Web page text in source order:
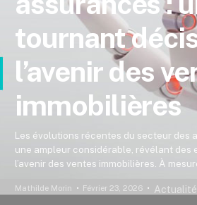
tournant
l’avenir des
immobilières
Les évolutions récentes du secteur des
une ampleur considérable, révélant des
l’avenir des ventes immobilières. À
Mathilde Morin Février 23, 2026